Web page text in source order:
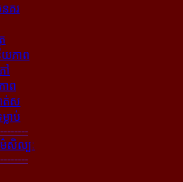
នគរ
យភាព
ៅ
ាព
ត់ស
ាប់
ម៌សិល្បៈ